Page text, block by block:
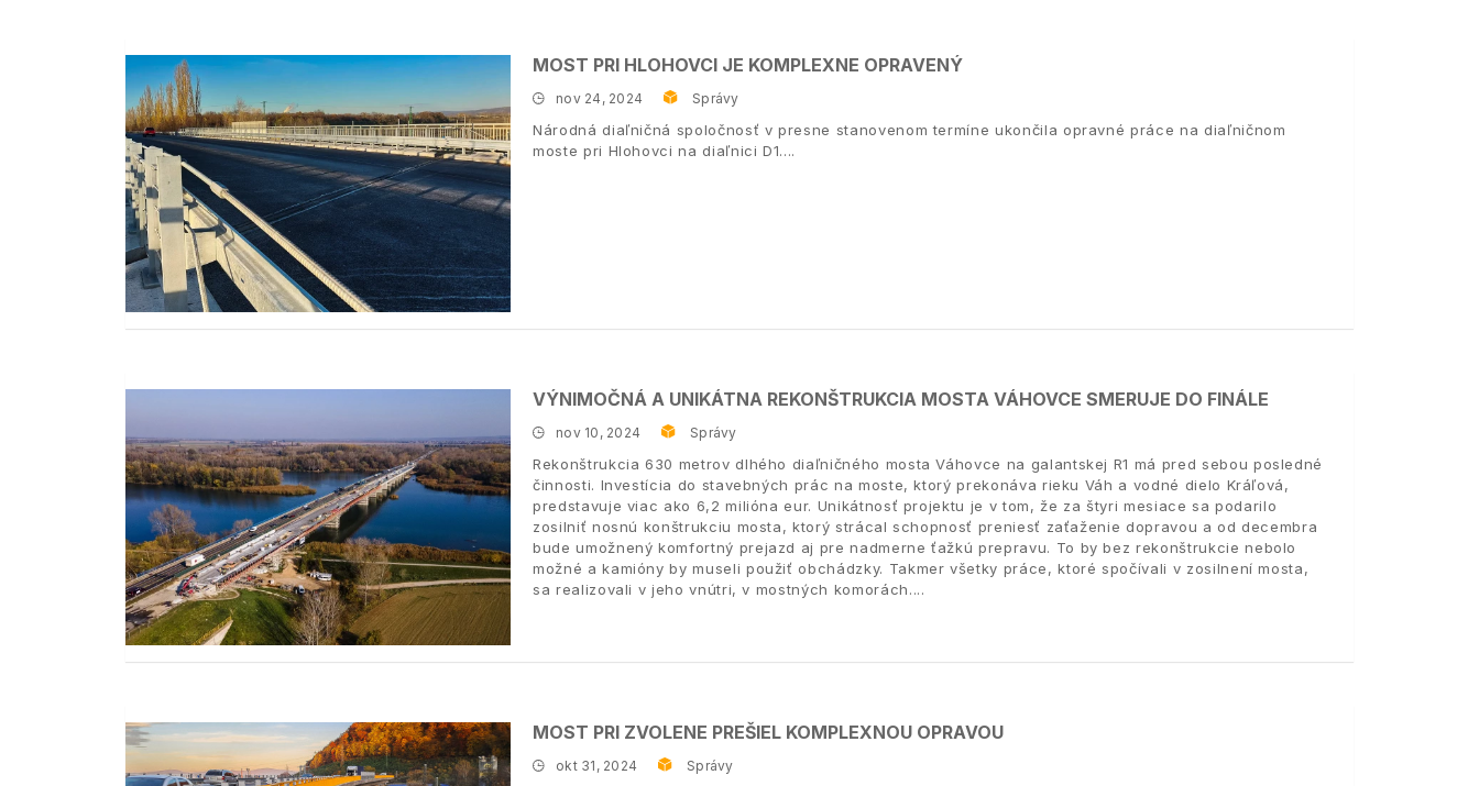
MOST PRI HLOHOVCI JE KOMPLEXNE OPRAVENÝ
nov 24, 2024 Správy
Národná diaľničná spoločnosť v presne stanovenom termíne ukončila opravné práce na diaľničnom
moste pri Hlohovci na diaľnici D1.
VÝNIMOČNÁ A UNIKÁTNA REKONŠTRUKCIA MOSTA VÁHOVCE SMERUJE DO FINÁLE
nov 10, 2024 Správy
Rekonštrukcia 630 metrov dlhého diaľničného mosta Váhovce na galantskej R1 má pred sebou posledné
činnosti. Investícia do stavebných prác na moste, ktorý prekonáva rieku Váh a vodné dielo Kráľová,
predstavuje viac ako 6,2 milióna eur. Unikátnosť projektu je v tom, že za štyri mesiace sa podarilo
zosilniť nosnú konštrukciu mosta, ktorý strácal schopnosť preniesť zaťaženie dopravou a od decembra
bude umožnený komfortný prejazd aj pre nadmerne ťažkú prepravu. To by bez rekonštrukcie nebolo
možné a kamióny by museli použiť obchádzky. Takmer všetky práce, ktoré spočívali v zosilnení mosta,
sa realizovali v jeho vnútri, v mostných komorách.
MOST PRI ZVOLENE PREŠIEL KOMPLEXNOU OPRAVOU
okt 31, 2024 Správy